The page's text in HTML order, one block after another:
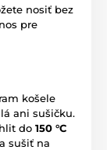
nosiť bez
pre
košele
ani sušičku.
do 150 °C
sušiť na